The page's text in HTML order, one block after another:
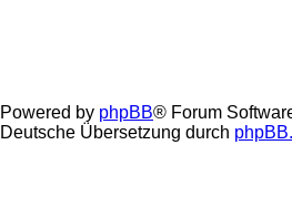
Powered by phpBB® Forum
Deutsche Übersetzung durch